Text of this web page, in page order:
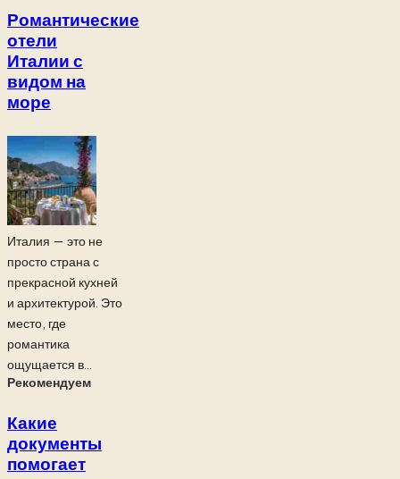
Романтические
отели
Италии с
видом на
море
Италия — это не
просто страна с
прекрасной кухней
и архитектурой. Это
место, где
романтика
ощущается в...
Рекомендуем
Какие
документы
помогает